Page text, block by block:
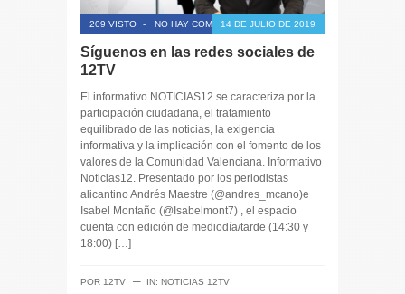
209 VISTO - NO HAY COMENTARIOS14 DE JULIO DE 2019
Síguenos en las redes sociales de
12TV
El informativo NOTICIAS12 se caracteriza por la
participación ciudadana, el tratamiento
equilibrado de las noticias, la exigencia
informativa y la implicación con el fomento de los
valores de la Comunidad Valenciana. Informativo
Noticias12. Presentado por los periodistas
alicantino Andrés Maestre (@andres_mcano)e
Isabel Montaño (@Isabelmont7) , el espacio
cuenta con edición de mediodía/tarde (14:30 y
18:00) […]
POR 12TV ─ IN: NOTICIAS 12TV